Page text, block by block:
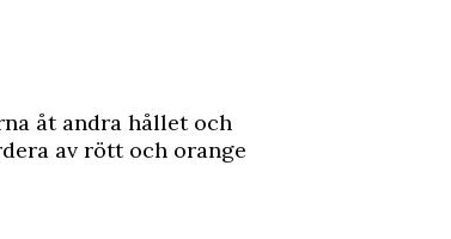
åt andra hållet och
av rött och orange